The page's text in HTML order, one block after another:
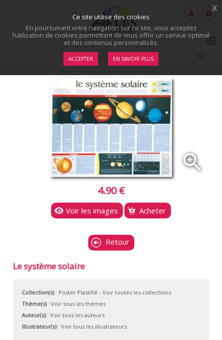
zoom_in
4.90 €
Voir les images Acheter
Retour
Le système solaire
Collection(s): Poster Plastifié - Voir toutes les collections
Thème(s): Voir tous les thèmes
Auteur(s): Voir tous les auteurs
Illustrateur(s): Voir tous les illustrateurs
Ce site utilise des cookies
En poursuivant votre navigation sur ce site, vous acceptez
l’utilisation de cookies permettant de vous offrir un service optimal
et des contenus personnalisés.
ACCEPTER EN SAVOIR PLUS
x